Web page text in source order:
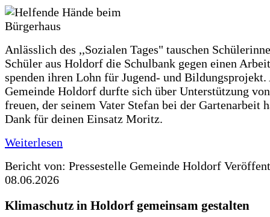
Anlässlich des ,,Sozialen Tages" tauschen
Schüler aus Holdorf die Schulbank gegen einen
spenden ihren Lohn für Jugend- und Bildungsprojekt.
Gemeinde Holdorf durfte sich über Unterstützung
freuen, der seinem Vater Stefan bei der Gartenarbeit
Dank für deinen Einsatz Moritz.
Weiterlesen
Bericht von: Pressestelle Gemeinde Holdorf
08.06.2026
Klimaschutz in Holdorf gemeinsam gestalten